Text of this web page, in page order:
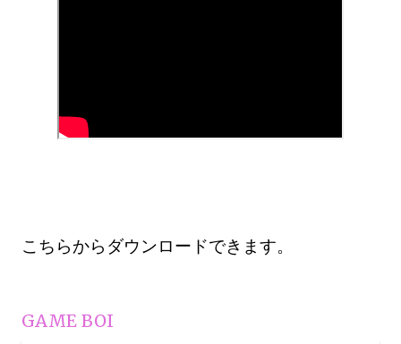
こちらからダウンロードできます。
GAME BOI